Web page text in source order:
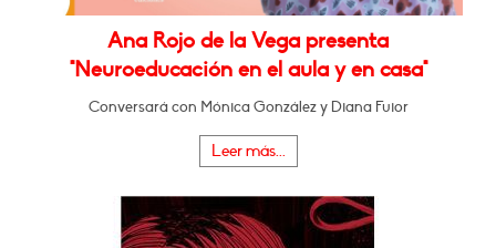
Ana Rojo de la Vega presenta
"Neuroeducación en el aula y en casa"
Conversará con Mónica González y Diana Fuior
Leer más...